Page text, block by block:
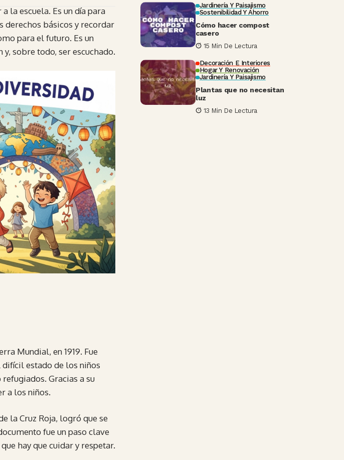
la escuela. Es un día para
derechos básicos y recordar
para el futuro. Es un
sobre todo, ser escuchado.
Mundial, en 1919. Fue
estado de los niños
Gracias a su
a los niños.
la Cruz Roja, logró que se
fue un paso clave
hay que cuidar y respetar.
Jardinería Y Paisajismo
Sostenibilidad Y Ahorro
Cómo hacer compost
casero
15 Min De Lectura
Decoración E Interiores
Hogar Y Renovación
Jardinería Y Paisajismo
Plantas que no necesitan
luz
13 Min De Lectura